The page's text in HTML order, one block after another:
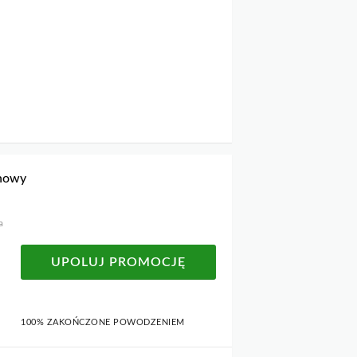
UPOLUJ PROMOCJĘ
100% ZAKOŃCZONE POWODZENIEM